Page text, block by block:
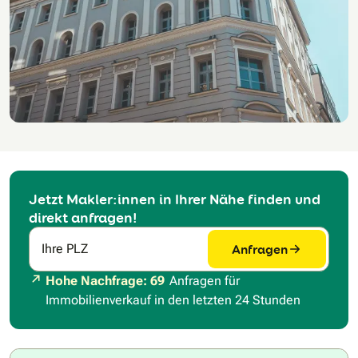
Jetzt Makler:innen in Ihrer Nähe finden und
direkt anfragen!
Ihre PLZ Anfragen
Hohe Nachfrage: 69 Anfragen für
Immobilienverkauf in den letzten 24 Stunden